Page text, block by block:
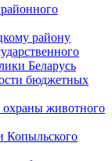
району
Беларусь
бюджетных
животного
Копыльского